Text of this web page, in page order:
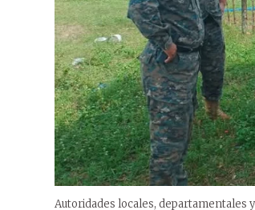
Autoridades locales, departamentales